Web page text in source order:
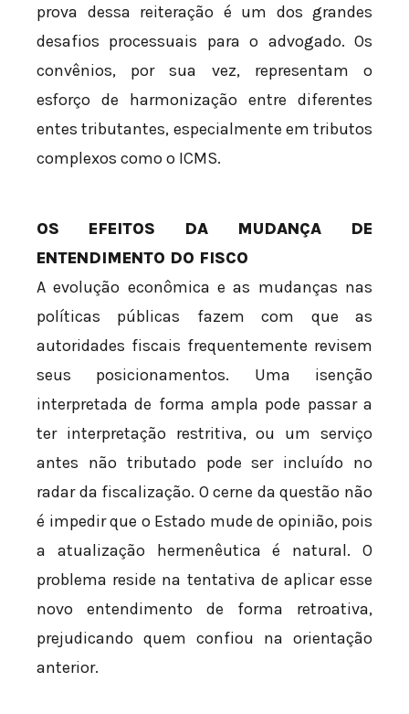
prova dessa reiteração é um dos grandes
desafios processuais para o advogado. Os
convênios, por sua vez, representam o
esforço de harmonização entre diferentes
entes tributantes, especialmente em tributos
complexos como o ICMS.
OS EFEITOS DA MUDANÇA DE
ENTENDIMENTO DO FISCO
A evolução econômica e as mudanças nas
políticas públicas fazem com que as
autoridades fiscais frequentemente revisem
seus posicionamentos. Uma isenção
interpretada de forma ampla pode passar a
ter interpretação restritiva, ou um serviço
antes não tributado pode ser incluído no
radar da fiscalização. O cerne da questão não
é impedir que o Estado mude de opinião, pois
a atualização hermenêutica é natural. O
problema reside na tentativa de aplicar esse
novo entendimento de forma retroativa,
prejudicando quem confiou na orientação
anterior.